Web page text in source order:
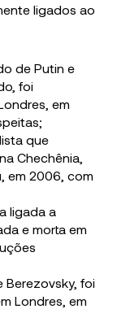
ligados ao
de Putin e
foi
em
que
Chechênia,
em 2006, com
ligada a
e morta em
Berezovsky, foi
Londres, em